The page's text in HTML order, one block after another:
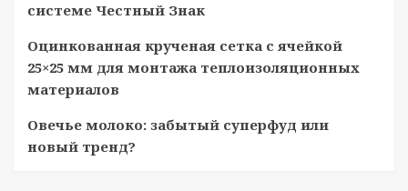
системе Честный Знак
Оцинкованная крученая сетка с ячейкой
25×25 мм для монтажа теплоизоляционных
материалов
Овечье молоко: забытый суперфуд или
новый тренд?